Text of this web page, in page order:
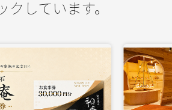
クしています。